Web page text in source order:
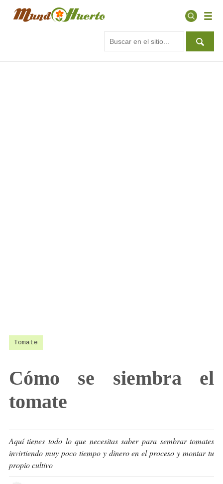
Tomate
Cómo se siembra el
tomate
Aquí tienes todo lo que necesitas saber para sembrar tomates
invirtiendo muy poco tiempo y dinero en el proceso y montar tu
propio cultivo